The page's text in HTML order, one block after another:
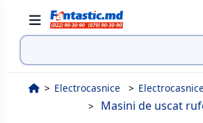
Cauta
Electrocasnice
Masini de uscat